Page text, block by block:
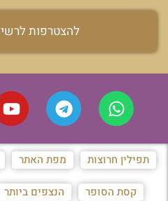
להצטרפות
תפילין חרוצות מפת האתר
קסת הסופר הנצפים ביותר